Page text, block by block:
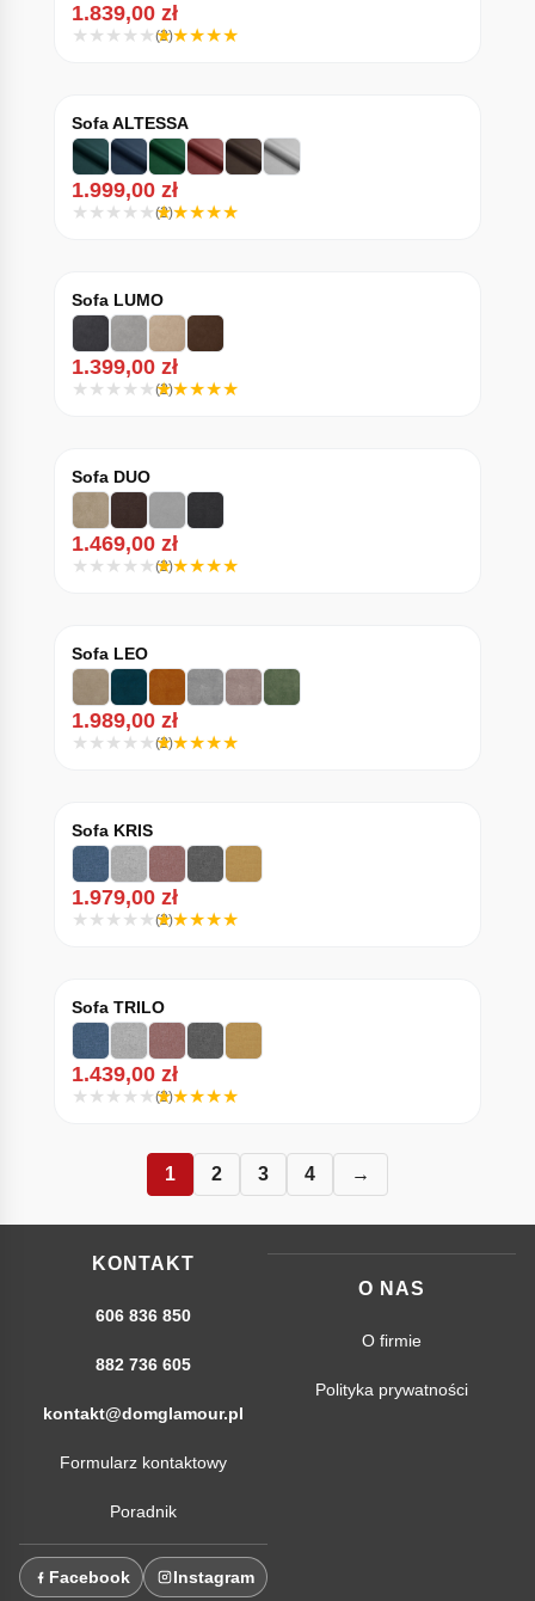
1.839,00 zł
(2)
Sofa ALTESSA
1.999,00 zł
(2)
Sofa LUMO
1.399,00 zł
(2)
Sofa DUO
1.469,00 zł
(2)
Sofa LEO
1.989,00 zł
(2)
Sofa KRIS
1.979,00 zł
(2)
Sofa TRILO
1.439,00 zł
(2)
1 2 3 4 →
KONTAKT
606 836 850
882 736 605
kontakt@domglamour.pl
Formularz kontaktowy
Poradnik
Facebook Instagram
O NAS
O firmie
Polityka prywatności